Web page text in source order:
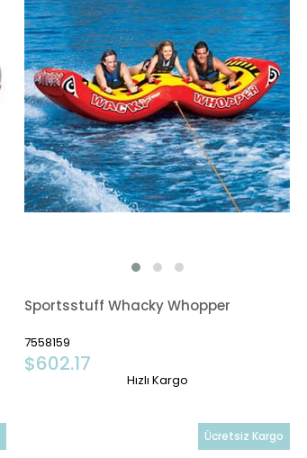
Sportsstuff Whacky Whopper
7558159
$602.17
Hızlı Kargo
Ücretsiz Kargo